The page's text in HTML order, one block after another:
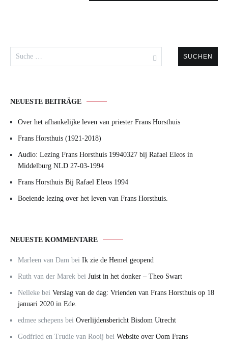
nach:
NEUESTE BEITRÄGE
Over het afhankelijke leven van priester Frans Horsthuis
Frans Horsthuis (1921-2018)
Audio: Lezing Frans Horsthuis 19940327 bij Rafael Eleos in
Middelburg NLD 27-03-1994
Frans Horsthuis Bij Rafael Eleos 1994
Boeiende lezing over het leven van Frans Horsthuis.
NEUESTE KOMMENTARE
Marleen van Dam bei Ik zie de Hemel geopend
Ruth van der Marek bei Juist in het donker – Theo Swart
Nelleke bei Verslag van de dag: Vrienden van Frans Horsthuis op 18
januari 2020 in Ede.
edmee schepens bei Overlijdensbericht Bisdom Utrecht
Godfried en Trudie van Rooij bei Website over Oom Frans